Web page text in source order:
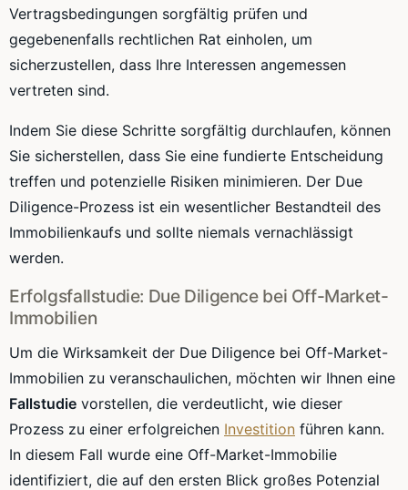
Vertragsbedingungen sorgfältig prüfen und
gegebenenfalls rechtlichen Rat einholen, um
sicherzustellen, dass Ihre Interessen angemessen
vertreten sind.
Indem Sie diese Schritte sorgfältig durchlaufen, können
Sie sicherstellen, dass Sie eine fundierte Entscheidung
treffen und potenzielle Risiken minimieren. Der Due
Diligence-Prozess ist ein wesentlicher Bestandteil des
Immobilienkaufs und sollte niemals vernachlässigt
werden.
Erfolgsfallstudie: Due Diligence bei Off-Market-
Immobilien
Um die Wirksamkeit der Due Diligence bei Off-Market-
Immobilien zu veranschaulichen, möchten wir Ihnen eine
Fallstudie vorstellen, die verdeutlicht, wie dieser
Prozess zu einer erfolgreichen Investition führen kann.
In diesem Fall wurde eine Off-Market-Immobilie
identifiziert, die auf den ersten Blick großes Potenzial